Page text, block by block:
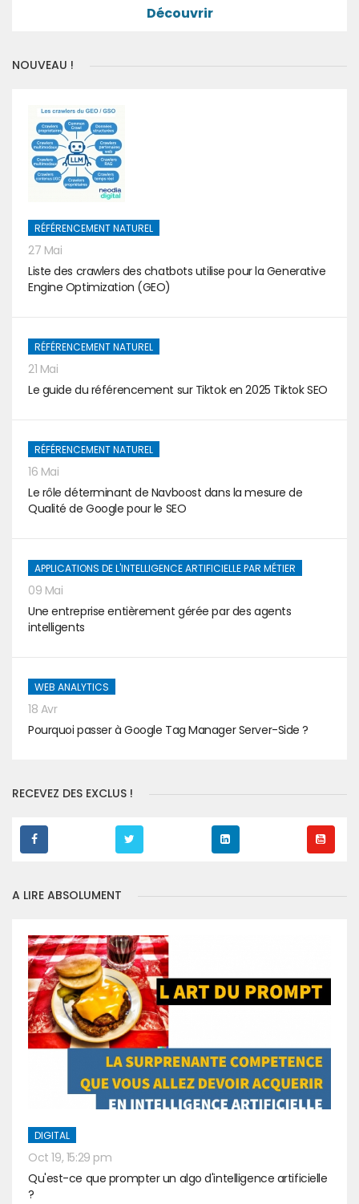
Découvrir
NOUVEAU !
RÉFÉRENCEMENT NATUREL
27 Mai
Liste des crawlers des chatbots utilise pour la Generative
Engine Optimization (GEO)
RÉFÉRENCEMENT NATUREL
21 Mai
Le guide du référencement sur Tiktok en 2025 Tiktok SEO
RÉFÉRENCEMENT NATUREL
16 Mai
Le rôle déterminant de Navboost dans la mesure de
Qualité de Google pour le SEO
APPLICATIONS DE L'INTELLIGENCE ARTIFICIELLE PAR MÉTIER
09 Mai
Une entreprise entièrement gérée par des agents
intelligents
WEB ANALYTICS
18 Avr
Pourquoi passer à Google Tag Manager Server-Side ?
RECEVEZ DES EXCLUS !
A LIRE ABSOLUMENT
DIGITAL
Oct 19, 15:29 pm
Qu'est-ce que prompter un algo d'intelligence artificielle
?